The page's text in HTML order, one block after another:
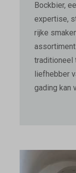
Bockbier,
expertise,
rijke
assortiment
traditioneel
liefhebber
gading kan